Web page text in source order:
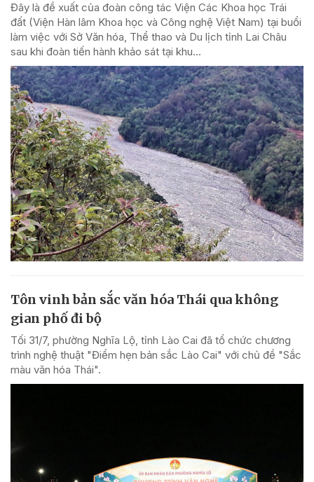
Đây là đề xuất của đoàn công tác Viện Các Khoa học Trái
đất (Viện Hàn lâm Khoa học và Công nghệ Việt Nam) tại buổi
làm việc với Sở Văn hóa, Thể thao và Du lịch tỉnh Lai Châu
sau khi đoàn tiến hành khảo sát tại khu...
Tôn vinh bản sắc văn hóa Thái qua không
gian phố đi bộ
Tối 31/7, phường Nghĩa Lộ, tỉnh Lào Cai đã tổ chức chương
trình nghệ thuật "Điểm hẹn bản sắc Lào Cai" với chủ đề "Sắc
màu văn hóa Thái".